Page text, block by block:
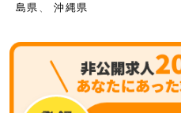
島県
、沖縄県